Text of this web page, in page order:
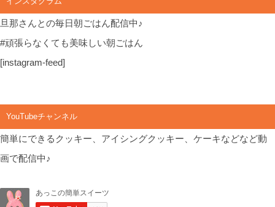
旦那さんとの毎日朝ごはん配信中♪
#頑張らなくても美味しい朝ごはん
[instagram-feed]
YouTubeチャンネル
簡単にできるクッキー、アイシングクッキー、ケーキなどなど動
画で配信中♪